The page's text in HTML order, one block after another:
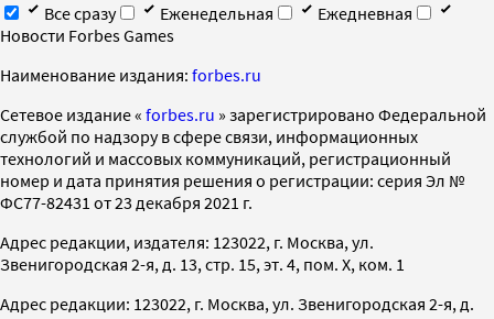
Все сразу
Еженедельная
Ежедневная
Новости Forbes Games
Наименование издания: forbes.ru
Cетевое издание « forbes.ru » зарегистрировано Федеральной
службой по надзору в сфере связи, информационных
технологий и массовых коммуникаций, регистрационный
номер и дата принятия решения о регистрации: серия Эл №
ФС77-82431 от 23 декабря 2021 г.
Адрес редакции, издателя: 123022, г. Москва, ул.
Звенигородская 2-я, д. 13, стр. 15, эт. 4, пом. X, ком. 1
Адрес редакции: 123022, г. Москва, ул. Звенигородская 2-я, д.